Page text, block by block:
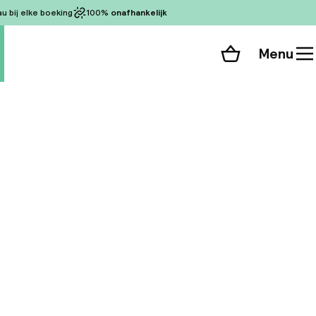
bij elke boeking 100% onafhankelijk
Winkelmand
Menu